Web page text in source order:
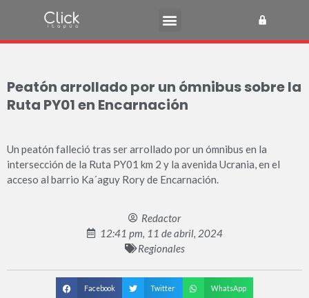
Peatón arrollado por un ómnibus sobre la
Ruta PY01 en Encarnación
Un peatón falleció tras ser arrollado por un ómnibus en la
intersección de la Ruta PY01 km 2 y la avenida Ucrania, en el
acceso al barrio Ka´aguy Rory de Encarnación.
Redactor
12:41 pm, 11 de abril, 2024
Regionales
Facebook Twitter WhatsApp